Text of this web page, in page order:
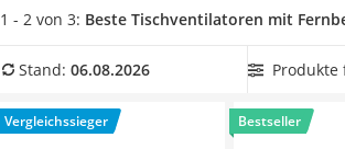
Multimeter
Gasdurchlauferhitzer
Service
Verschiedene Tests im Internet zeigen:
Mobilität größter Beliebtheit. Entdecken Sie
leistungsstarke oder leise Modelle.
im August 2026 besonders das Modell
1 - 2 von 3: Beste Tischventilatoren mit
Stand: 06.08.2026 Produkte
Vergleichssieger Bestseller